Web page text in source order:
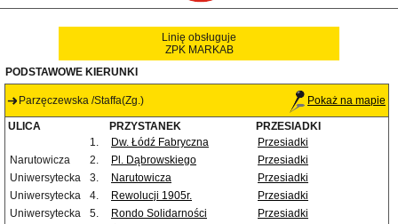
Linię obsługuje
ZPK MARKAB
PODSTAWOWE KIERUNKI
Parzęczewska /Staffa(Zg.) Pokaż na mapie
ULICA PRZYSTANEK
PRZESIADKI
1.
Dw. Łódź Fabryczna
Przesiadki
Narutowicza
2. Pl. Dąbrowskiego
Przesiadki
Uniwersytecka
3. Narutowicza
Przesiadki
Uniwersytecka
4. Rewolucji 1905r.
Przesiadki
Uniwersytecka
5. Rondo Solidarności
Przesiadki